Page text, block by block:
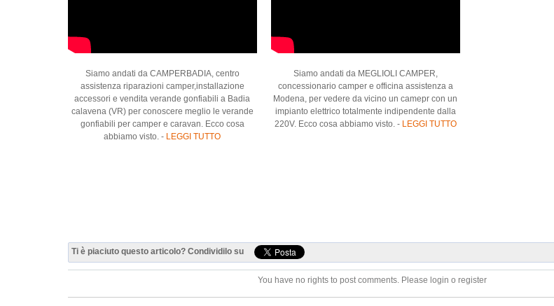
Siamo andati da CAMPERBADIA, centro
assistenza riparazioni camper,installazione
accessori e vendita verande gonfiabili a Badia
calavena (VR) per conoscere meglio le verande
gonfiabili per camper e caravan. Ecco cosa
abbiamo visto. - LEGGI TUTTO
Siamo andati da MEGLIOLI CAMPER,
concessionario camper e officina assistenza a
Modena, per vedere da vicino un camepr con un
impianto elettrico totalmente indipendente dalla
220V. Ecco cosa abbiamo visto. - LEGGI TUTTO
Ti è piaciuto questo articolo? Condividilo su
You have no rights to post comments. Please login o register